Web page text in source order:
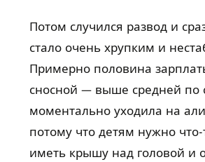
Потом случился развод и
стало очень хрупким и
Примерно половина
сносной — выше средней по
моментально уходила на
потому что детям нужно что-
иметь крышу над головой и